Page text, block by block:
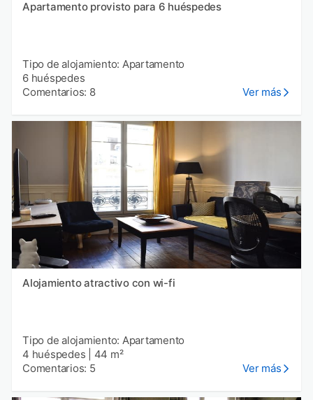
Apartamento provisto para 6 huéspedes
Tipo de alojamiento: Apartamento
6 huéspedes
Comentarios: 8
Ver más
Alojamiento atractivo con wi-fi
Tipo de alojamiento: Apartamento
4 huéspedes
44 m²
Comentarios: 5
Ver más